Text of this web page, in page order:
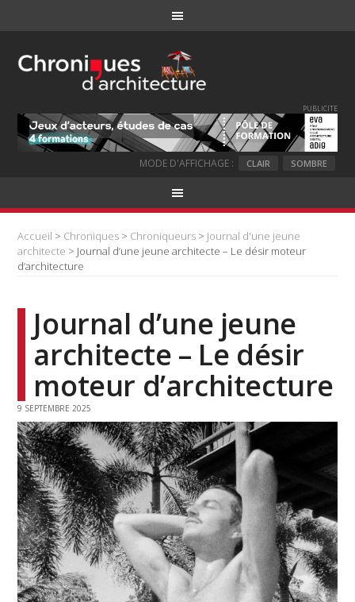
PUBLICITE
MODE D'AFFICHAGE : CLAIR SOMBRE
Accueil > Chroniques > Chroniqueurs > Journal d'une jeune
architecte > Journal d’une jeune architecte – Le désir moteur
d’architecture
Journal d’une jeune
architecte – Le désir
moteur d’architecture
9 SEPTEMBRE 2025